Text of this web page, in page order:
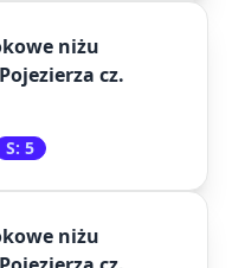
niżu
cz.
S: 5
niżu